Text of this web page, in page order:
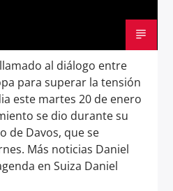
al diálogo entre
para superar la tensión
este martes 20 de enero
se dio durante su
de Davos, que se
Más noticias Daniel
en Suiza Daniel